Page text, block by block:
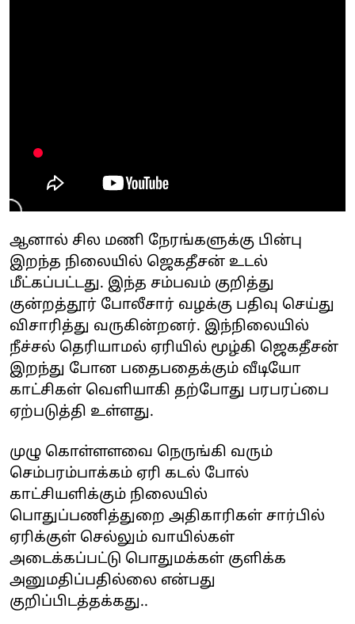
ஆனால் சில மணி நேரங்களுக்கு பின்பு
இறந்த நிலையில் ஜெகதீசன் உடல்
மீட்கப்பட்டது. இந்த சம்பவம் குறித்து
குன்றத்தூர் போலீசார் வழக்கு பதிவு செய்து
விசாரித்து வருகின்றனர். இந்நிலையில்
நீச்சல் தெரியாமல் ஏரியில் மூழ்கி ஜெகதீசன்
இறந்து போன பதைபதைக்கும் வீடியோ
காட்சிகள் வெளியாகி தற்போது பரபரப்பை
ஏற்படுத்தி உள்ளது.
முழு கொள்ளளவை நெருங்கி வரும்
செம்பரம்பாக்கம் ஏரி கடல் போல்
காட்சியளிக்கும் நிலையில்
பொதுப்பணித்துறை அதிகாரிகள் சார்பில்
ஏரிக்குள் செல்லும் வாயில்கள்
அடைக்கப்பட்டு பொதுமக்கள் குளிக்க
அனுமதிப்பதில்லை என்பது
குறிப்பிடத்தக்கது..